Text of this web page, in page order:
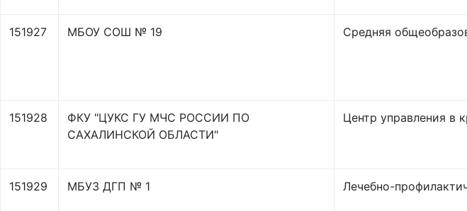
151927 МБОУ СОШ № 19 Средняя
151928
ФКУ "ЦУКС ГУ МЧС РОССИИ ПО
САХАЛИНСКОЙ ОБЛАСТИ"
Центр управления в
151929 МБУЗ ДГП № 1 Лечебно-